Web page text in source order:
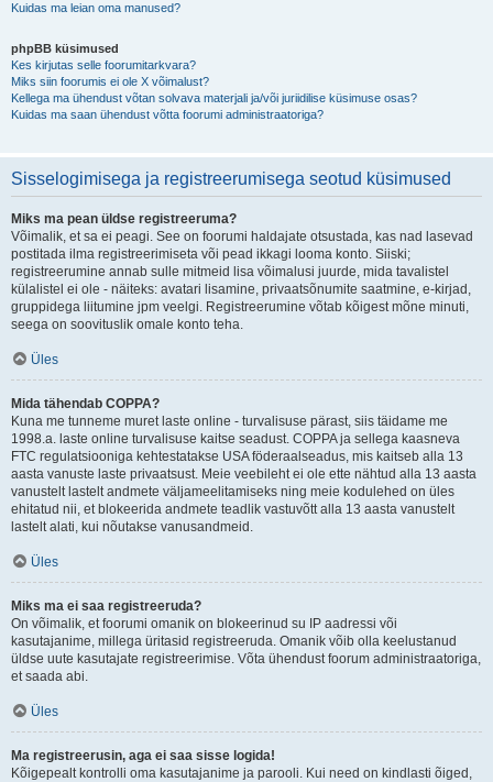
Kuidas ma leian oma manused?
phpBB küsimused
Kes kirjutas selle foorumitarkvara?
Miks siin foorumis ei ole X võimalust?
Kellega ma ühendust võtan solvava materjali ja/või juriidilise küsimuse osas?
Kuidas ma saan ühendust võtta foorumi administraatoriga?
Sisselogimisega ja registreerumisega seotud küsimused
Miks ma pean üldse registreeruma?
Võimalik, et sa ei peagi. See on foorumi haldajate otsustada, kas nad lasevad
postitada ilma registreerimiseta või pead ikkagi looma konto. Siiski;
registreerumine annab sulle mitmeid lisa võimalusi juurde, mida tavalistel
külalistel ei ole - näiteks: avatari lisamine, privaatsõnumite saatmine, e-kirjad,
gruppidega liitumine jpm veelgi. Registreerumine võtab kõigest mõne minuti,
seega on soovituslik omale konto teha.
Üles
Mida tähendab COPPA?
Kuna me tunneme muret laste online - turvalisuse pärast, siis täidame me
1998.a. laste online turvalisuse kaitse seadust. COPPA ja sellega kaasneva
FTC regulatsiooniga kehtestatakse USA föderaalseadus, mis kaitseb alla 13
aasta vanuste laste privaatsust. Meie veebileht ei ole ette nähtud alla 13 aasta
vanustelt lastelt andmete väljameelitamiseks ning meie kodulehed on üles
ehitatud nii, et blokeerida andmete teadlik vastuvõtt alla 13 aasta vanustelt
lastelt alati, kui nõutakse vanusandmeid.
Üles
Miks ma ei saa registreeruda?
On võimalik, et foorumi omanik on blokeerinud su IP aadressi või
kasutajanime, millega üritasid registreeruda. Omanik võib olla keelustanud
üldse uute kasutajate registreerimise. Võta ühendust foorum administraatoriga,
et saada abi.
Üles
Ma registreerusin, aga ei saa sisse logida!
Kõigepealt kontrolli oma kasutajanime ja parooli. Kui need on kindlasti õiged,